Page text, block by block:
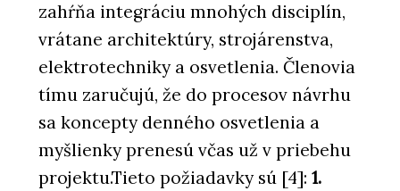
zahŕňa integráciu mnohých disciplín,
vrátane architektúry, strojárenstva,
elektrotechniky a osvetlenia. Členovia
tímu zaručujú, že do procesov návrhu
sa koncepty denného osvetlenia a
myšlienky prenesú včas už v priebehu
projektu.Tieto požiadavky sú [4]: 1.